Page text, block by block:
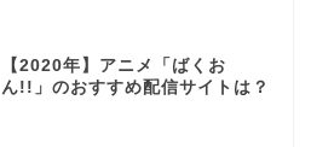
【2020年】アニメ「ばくお
ん!!」のおすすめ配信サイトは？